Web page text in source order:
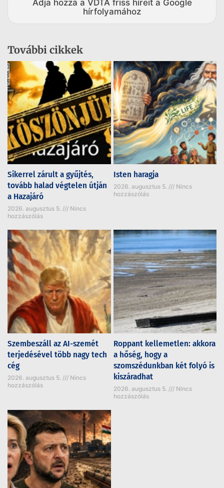
Adja hozzá a VDTA friss híreit a Google
hírfolyamához
További cikkek
Sikerrel zárult a gyűjtés,
tovább halad végtelen útján
a Hazajáró
2026. augusztus 5.
Nincs
hozzászólás
Isten haragja
2026. augusztus 5.
Nincs
hozzászólás
Szembeszáll az AI-szemét
terjedésével több nagy tech
cég
2026. augusztus 5.
Nincs
hozzászólás
Roppant kellemetlen: akkora
a hőség, hogy a
szomszédunkban két folyó is
kiszáradhat
2026. augusztus 5.
Nincs
hozzászólás